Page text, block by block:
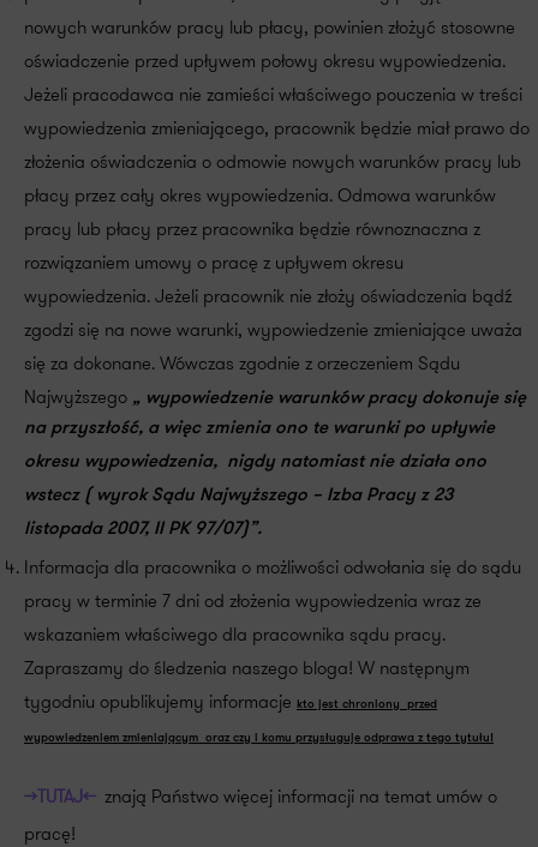
nowych warunków pracy lub płacy, powinien złożyć stosowne
oświadczenie przed upływem połowy okresu wypowiedzenia.
Jeżeli pracodawca nie zamieści właściwego pouczenia w treści
wypowiedzenia zmieniającego, pracownik będzie miał prawo do
złożenia oświadczenia o odmowie nowych warunków pracy lub
płacy przez cały okres wypowiedzenia. Odmowa warunków
pracy lub płacy przez pracownika będzie równoznaczna z
rozwiązaniem umowy o pracę z upływem okresu
wypowiedzenia. Jeżeli pracownik nie złoży oświadczenia bądź
zgodzi się na nowe warunki, wypowiedzenie zmieniające uważa
się za dokonane. Wówczas zgodnie z orzeczeniem Sądu
Najwyższego „ wypowiedzenie warunków pracy dokonuje się
na przyszłość, a więc zmienia ono te warunki po upływie
okresu wypowiedzenia, nigdy natomiast nie działa ono
wstecz ( wyrok Sądu Najwyższego – Izba Pracy z 23
listopada 2007, II PK 97/07)”.
Informacja dla pracownika o możliwości odwołania się do sądu
pracy w terminie 7 dni od złożenia wypowiedzenia wraz ze
wskazaniem właściwego dla pracownika sądu pracy.
Zapraszamy do śledzenia naszego bloga! W następnym
tygodniu opublikujemy informacje
kto jest chroniony przed
wypowiedzeniem zmieniającym oraz czy i komu przysługuje odprawa z tego tytułu!
>>TUTAJ<< znają Państwo więcej informacji na temat umów o
pracę!